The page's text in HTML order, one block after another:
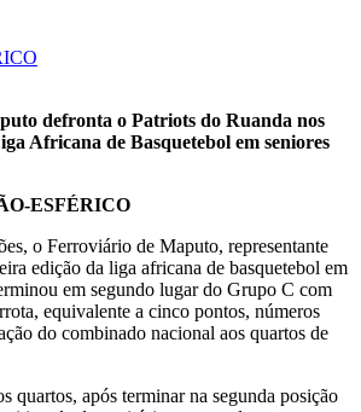
defronta o Patriots do Ruanda nos
Africana de Basquetebol em seniores
ESFÉRICO
o Ferroviário de Maputo, representante
edição da liga africana de basquetebol em
em segundo lugar do Grupo C com
equivalente a cinco pontos, números
do combinado nacional aos quartos de
quartos, após terminar na segunda posição